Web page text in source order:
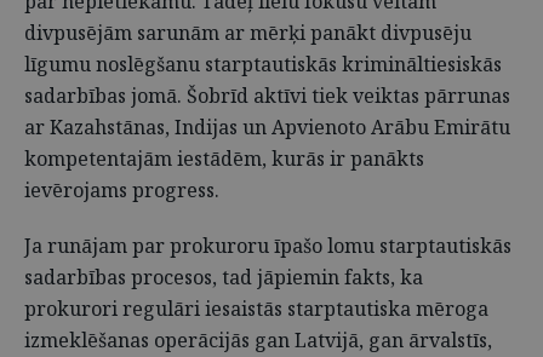
divpusējām sarunām ar mērķi panākt divpusēju
līgumu noslēgšanu starptautiskās krimināltiesiskās
sadarbības jomā. Šobrīd aktīvi tiek veiktas pārrunas
ar Kazahstānas, Indijas un Apvienoto Arābu Emirātu
kompetentajām iestādēm, kurās ir panākts
ievērojams progress.
Ja runājam par prokuroru īpašo lomu starptautiskās
sadarbības procesos, tad jāpiemin fakts, ka
prokurori regulāri iesaistās starptautiska mēroga
izmeklēšanas operācijās gan Latvijā, gan ārvalstīs,